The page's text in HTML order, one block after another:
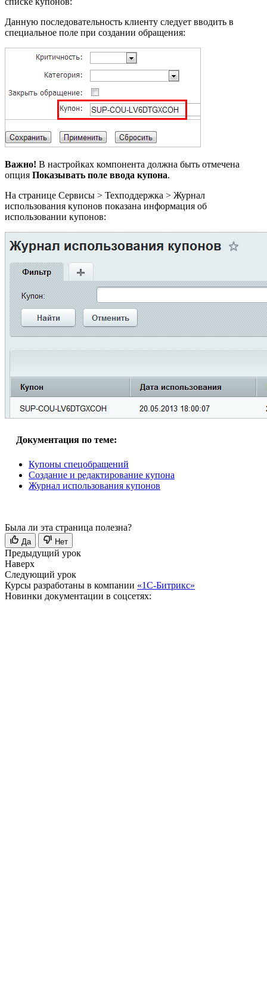
Данную последовательность клиенту следует вводить в
специальное поле при создании обращения:
Важно! В настройках компонента должна быть отмечена
опция Показывать поле ввода купона.
На странице Сервисы > Техподдержка > Журнал
использования купонов показана информация об
использовании купонов:
Документация по теме:
Купоны спецобращений
Создание и редактирование купона
Журнал использования купонов
Была ли эта страница полезна?
Да Нет
Предыдущий урок
Наверх
Следующий урок
Курсы разработаны в компании «1С-Битрикс»
Новинки документации в соцсетях: